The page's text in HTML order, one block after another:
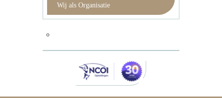
Wij als Organisatie